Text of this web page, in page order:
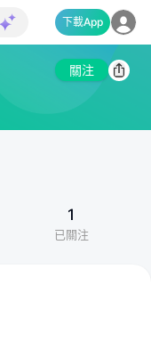
下載App
關注
1
已關注